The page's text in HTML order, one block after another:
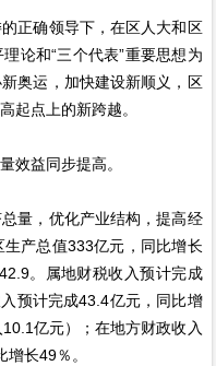
正确领导下，在区人大和区
论和“三个代表”重要思想为
奥运，加快建设新顺义，区
起点上的新跨越。
益同步提高。
量，优化产业结构，提高经
产总值333亿元，同比增长
。属地财税收入预计完成
预计完成43.4亿元，同比增
亿元）；在地方财政收入
长49％。